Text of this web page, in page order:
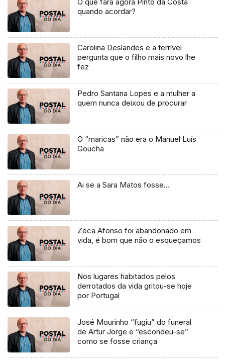
quando acordar?
Carolina Deslandes e a terrível
pergunta que o filho mais novo lhe
fez
Pedro Santana Lopes e a mulher a
quem nunca deixou de procurar
O “maricas” não era o Manuel Luís
Goucha
Ai se a Sara Matos fosse…
Zeca Afonso foi abandonado em
vida, é bom que não o esqueçamos
Nos lugares habitados pelos
derrotados da vida gritou-se hoje
por Portugal
José Mourinho “fugiu” do funeral
de Artur Jorge e “escondeu-se”
como se fosse criança